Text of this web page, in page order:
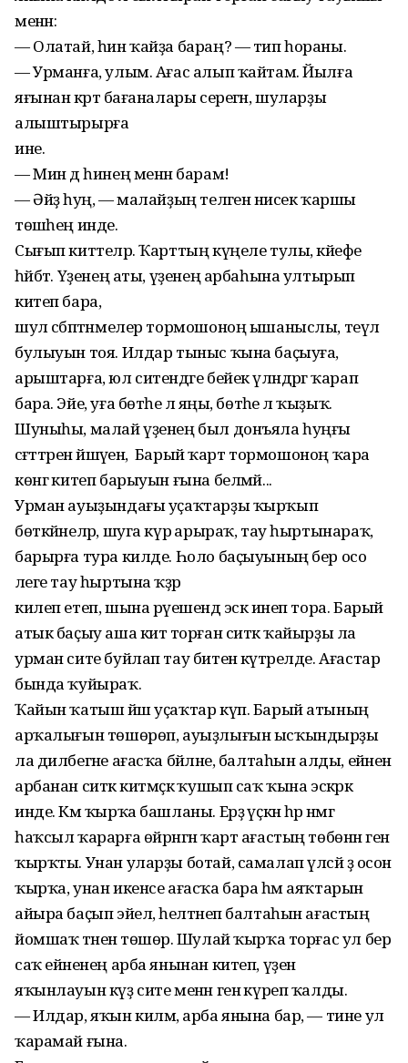
менән:
— Олатай, һин ҡайҙа бараң? — тип һораны.
— Урманға, улым. Ағас алып ҡайтам. Йылға
яғынан кәртә бағаналары серегән, шуларҙы
алыштырырға
ине.
— Мин дә һинең менән барам!
— Әйҙә һуң, — малайҙың теләгенә нисек ҡаршы
төшәһең инде.
Сығып киттеләр. Ҡарттың күңеле тулы, кәйефе
һәйбәт. Үҙенең аты, үҙенең арбаһына ултырып
китеп бара,
шул сәбәптәнмелер тормошоноң ышаныслы, теүәл
булыуын тоя. Илдар тыныс ҡына баҫыуға,
арыштарға, юл ситендәге бейек үләндәргә ҡарап
бара. Эйе, уға бөтәһе лә яңы, бөтәһе лә ҡыҙыҡ.
Шуныһы, малай үҙенең был донъяла һуңғы
сәғәттәрен йәшәүен, ә Барый ҡарт тормошоноң ҡара
көнгә китеп барыуын ғына белмәй...
Урман ауыҙындағы уҫаҡтарҙы ҡырҡып
бөткәйнеләр, шуга күрә арыраҡ, тау һыртынараҡ,
барырға тура килде. Һоло баҫыуының бер осо
әлеге тау һыртына ҡәҙәр
килеп етеп, шына рәүешендә эскә инеп тора. Барый
атык баҫыу аша китә торған ситкә ҡайырҙы ла
урман сите буйлап тау битенә күтәрелде. Ағастар
бында ҡуйыраҡ.
Ҡайын ҡатыш йәш уҫаҡтар күп. Барый атының
арҡалығын төшөрөп, ауыҙлығын ысҡындырҙы
ла дилбегәне ағасҡа бәйләне, балтаһын алды, ейәненә
арбанан ситкә китмәҫкә ҡушып саҡ ҡына эскәрәк
инде. Кәм ҡырҡа башланы. Ерҙә үҫкән һәр нәмәгә
һаҡсыл ҡарарға өйрәнгән ҡарт ағастың төбөнән генә
ҡырҡты. Унан уларҙы ботай, самалап үлсәй ҙә осон
ҡырҡа, унан икенсе ағасҡа бара һәм аяҡтарын
айыра баҫып эйелә, һелтәнеп балтаһын ағастың
йомшаҡ тәненә төшөрә. Шулай ҡырҡа торғас ул бер
саҡ ейәненең арба янынан китеп, үҙенә
яҡынлауын күҙ сите менән генә күреп ҡалды.
— Илдар, яҡын килмә, арба янына бар, — тине ул
ҡарамай ғына.